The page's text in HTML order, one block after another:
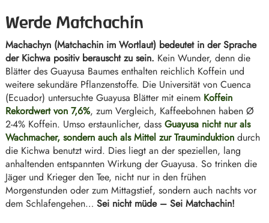
Werde Matchachin
Machachyn (Matchachin im Wortlaut) bedeutet in der Sprache
der Kichwa positiv berauscht zu sein. Kein Wunder, denn die
Blätter des Guayusa Baumes enthalten reichlich Koffein und
weitere sekundäre Pflanzenstoffe. Die Universität von Cuenca
(Ecuador) untersuchte Guayusa Blätter mit einem Koffein
Rekordwert von 7,6%, zum Vergleich, Kaffeebohnen haben Ø
2-4% Koffein. Umso erstaunlicher, dass Guayusa nicht nur als
Wachmacher, sondern auch als Mittel zur Trauminduktion durch
die Kichwa benutzt wird. Dies liegt an der speziellen, lang
anhaltenden entspannten Wirkung der Guayusa. So trinken die
Jäger und Krieger den Tee, nicht nur in den frühen
Morgenstunden oder zum Mittagstief, sondern auch nachts vor
dem Schlafengehen… Sei nicht müde – Sei Matchachin!